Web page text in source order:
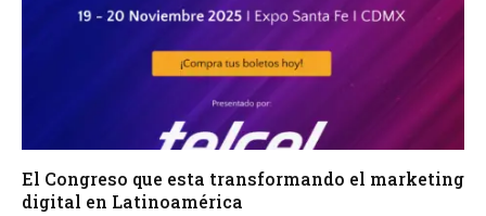
El Congreso que esta transformando el marketing
digital en Latinoamérica